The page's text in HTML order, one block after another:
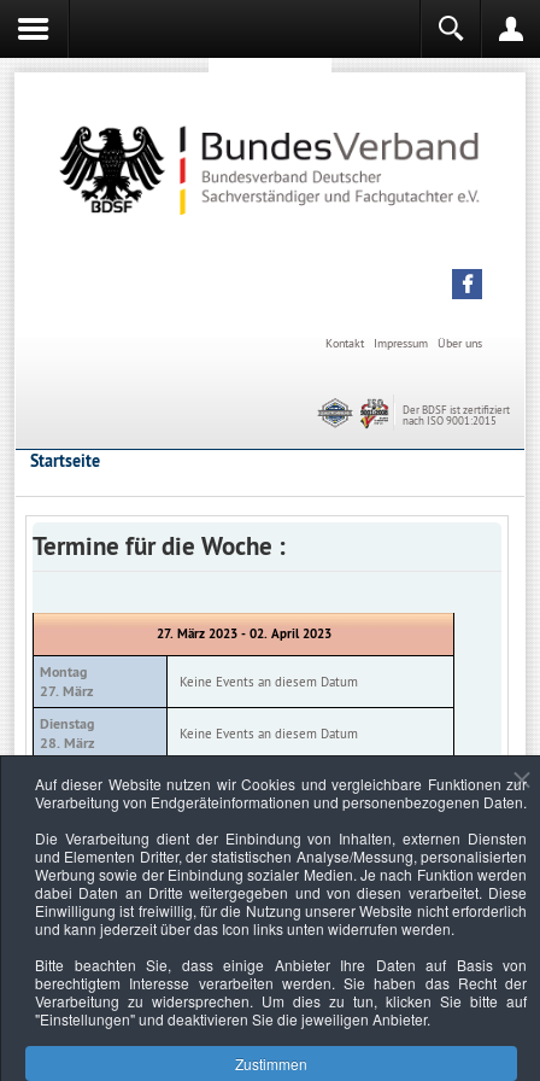
Über uns
Impressum
Kontakt
Der BDSF ist zertifiziert
nach ISO 9001:2015
Startseite
Termine für die Woche :
27. März 2023 - 02. April 2023
Montag
27. März
Keine Events an diesem Datum
Dienstag
28. März
Keine Events an diesem Datum
Mittwoch
29. März
Keine Events an diesem Datum
30. März
Keine Events an diesem Datum
Freitag
31. März
Keine Events an diesem Datum
Samstag
Sonntag
02. April
Keine Events an diesem Datum
Auf dieser Website nutzen wir Cookies und vergleichbare Funktionen zur
Verarbeitung von Endgeräteinformationen und personenbezogenen Daten.
Die Verarbeitung dient der Einbindung von Inhalten, externen Diensten
und Elementen Dritter, der statistischen Analyse/Messung, personalisierten
Werbung sowie der Einbindung sozialer Medien. Je nach Funktion werden
dabei Daten an Dritte weitergegeben und von diesen verarbeitet. Diese
Einwilligung ist freiwillig, für die Nutzung unserer Website nicht erforderlich
und kann jederzeit über das Icon links unten widerrufen werden.
Bitte beachten Sie, dass einige Anbieter Ihre Daten auf Basis von
berechtigtem Interesse verarbeiten werden. Sie haben das Recht der
Verarbeitung zu widersprechen. Um dies zu tun, klicken Sie bitte auf
"Einstellungen"und deaktivieren Sie die jeweiligen Anbieter.
Zustimmen